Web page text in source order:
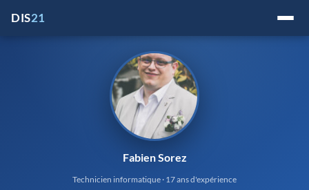
DIS21
Fabien Sorez
Technicien informatique · 17 ans d'expérience